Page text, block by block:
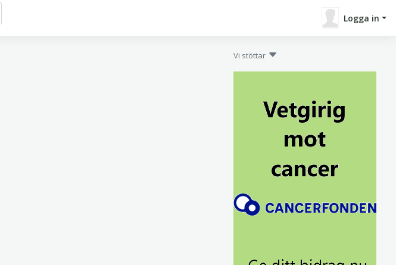
Logga in
Vi stöttar